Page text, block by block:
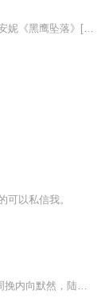
可以私信我。